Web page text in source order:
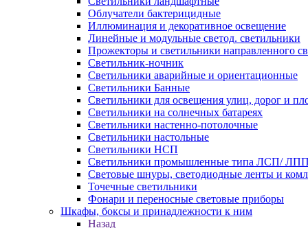
Облучатели бактерицидные
Иллюминация и декоративное освещение
Линейные и модульные светод. светильники
Прожекторы и светильники направленного
Светильник-ночник
Светильники аварийные и ориентационные
Светильники Банные
Светильники для освещения улиц, дорог и
Светильники на солнечных батареях
Светильники настенно-потолочные
Светильники настольные
Светильники НСП
Светильники промышленные типа ЛСП/
Световые шнуры, светодиодные ленты и
Точечные светильники
Фонари и переносные световые приборы
Шкафы, боксы и принадлежности к ним
Назад